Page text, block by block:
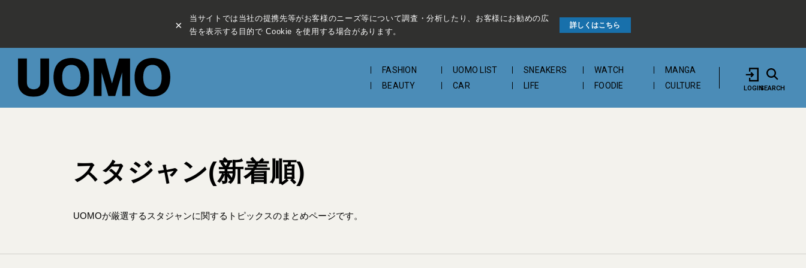
×
当サイトでは当社の提携先等がお客様のニーズ等について調査・分析したり、お客様にお勧めの広
告を表示する目的で Cookie を使用する場合があります。
詳しくはこちら
FASHION UOMO LIST SNEAKERS WATCH
MANGA
BEAUTY
CAR LIFE FOODIE CULTURE LOGINSEARCH
スタジャン(新着順)
UOMOが厳選するスタジャンに関するトピックスのまとめページです。